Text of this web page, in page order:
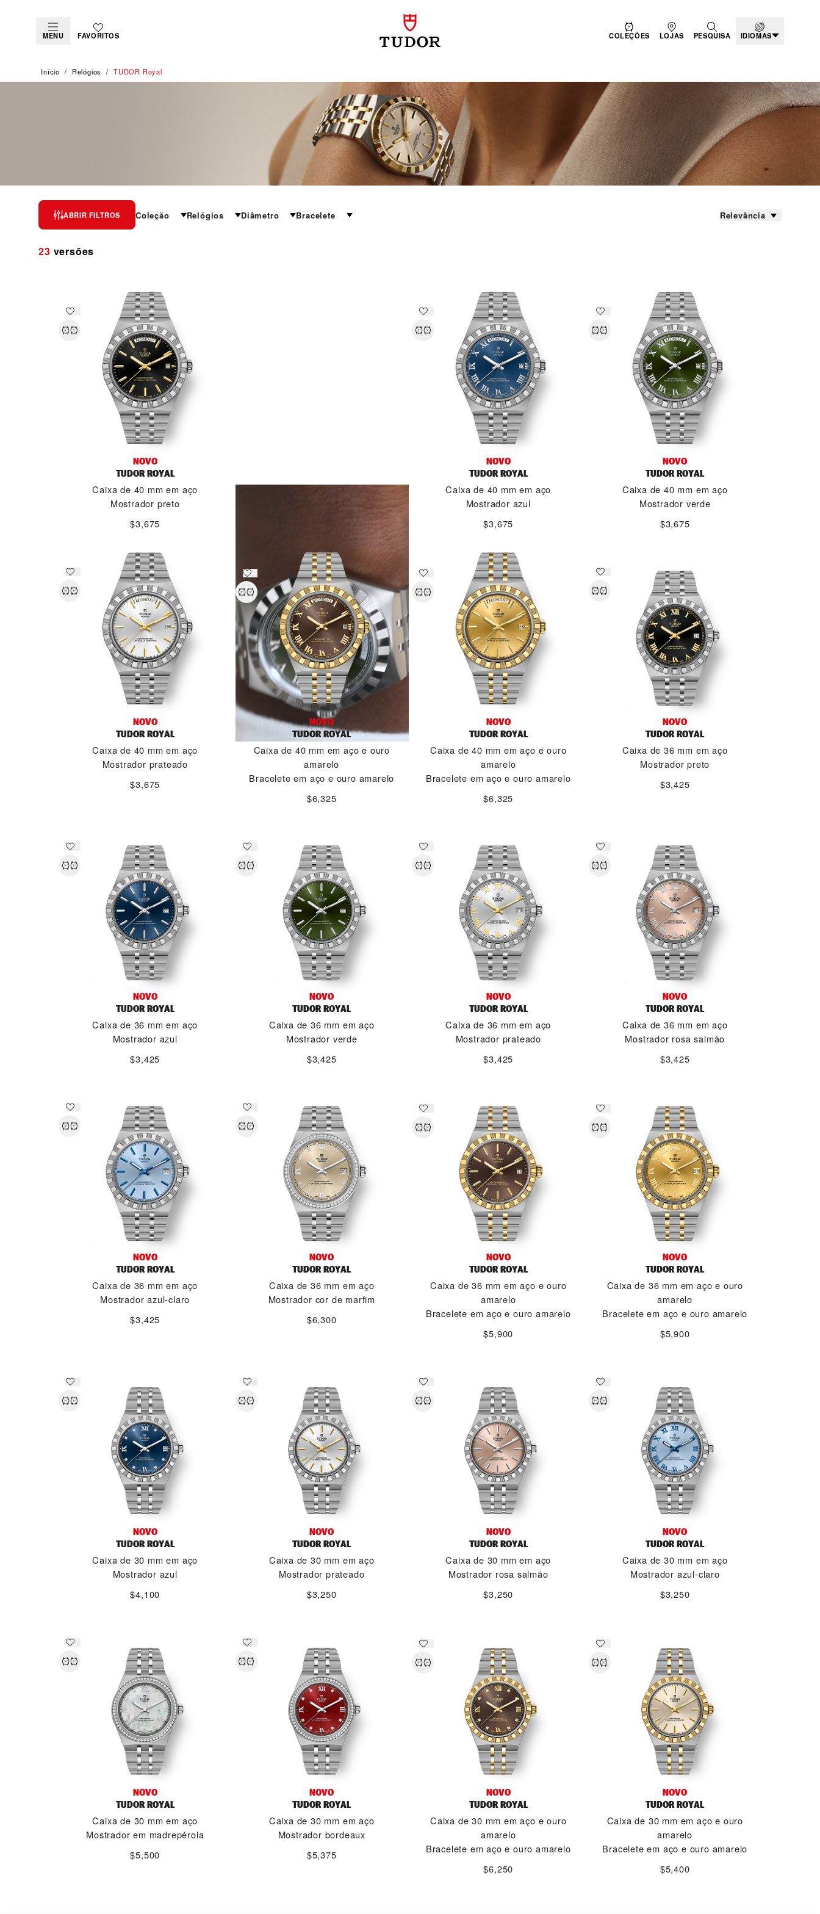
MENU FAVORITOS COLEÇÕES LOJAS PESQUISA IDIOMAS
Início Relógios TUDOR Royal
TUDOR ROYAL
O epítome de versatilidade e estilo desportivo-chique
ABRIR FILTROS Coleção Relógios Diâmetro Bracelete Relevância
23 versões
NOVO
TUDOR ROYAL
Caixa de 40 mm em aço
Mostrador preto
$3,675
NOVO
TUDOR ROYAL
Caixa de 40 mm em aço
Mostrador azul
$3,675
NOVO
TUDOR ROYAL
Caixa de 40 mm em aço
Mostrador verde
$3,675
NOVO
TUDOR ROYAL
Caixa de 40 mm em aço
Mostrador prateado
$3,675
NOVO
TUDOR ROYAL
Caixa de 40 mm em aço e ouro
amarelo
Bracelete em aço e ouro amarelo
$6,325
NOVO
TUDOR ROYAL
Caixa de 40 mm em aço e ouro
amarelo
Bracelete em aço e ouro amarelo
$6,325
NOVO
TUDOR ROYAL
Caixa de 36 mm em aço
Mostrador preto
$3,425
NOVO
TUDOR ROYAL
Caixa de 36 mm em aço
Mostrador azul
$3,425
NOVO
TUDOR ROYAL
Caixa de 36 mm em aço
Mostrador verde
$3,425
NOVO
TUDOR ROYAL
Caixa de 36 mm em aço
Mostrador prateado
$3,425
NOVO
TUDOR ROYAL
Caixa de 36 mm em aço
Mostrador rosa salmão
$3,425
NOVO
TUDOR ROYAL
Caixa de 36 mm em aço
Mostrador azul-claro
$3,425
NOVO
TUDOR ROYAL
Caixa de 36 mm em aço
Mostrador cor de marfim
$6,300
NOVO
TUDOR ROYAL
Caixa de 36 mm em aço e ouro
amarelo
Bracelete em aço e ouro amarelo
$5,900
NOVO
TUDOR ROYAL
Caixa de 36 mm em aço e ouro
amarelo
Bracelete em aço e ouro amarelo
$5,900
NOVO
TUDOR ROYAL
Caixa de 30 mm em aço
Mostrador azul
$4,100
NOVO
TUDOR ROYAL
Caixa de 30 mm em aço
Mostrador prateado
$3,250
NOVO
TUDOR ROYAL
Caixa de 30 mm em aço
Mostrador rosa salmão
$3,250
NOVO
TUDOR ROYAL
Caixa de 30 mm em aço
Mostrador azul-claro
$3,250
NOVO
TUDOR ROYAL
Caixa de 30 mm em aço
Mostrador em madrepérola
$5,500
NOVO
TUDOR ROYAL
Caixa de 30 mm em aço
Mostrador bordeaux
$5,375
NOVO
TUDOR ROYAL
Caixa de 30 mm em aço e ouro
amarelo
Bracelete em aço e ouro amarelo
$6,250
NOVO
TUDOR ROYAL
Caixa de 30 mm em aço e ouro
amarelo
Bracelete em aço e ouro amarelo
$5,400